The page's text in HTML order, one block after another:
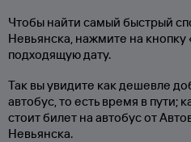
Чтобы найти самый быстрый
Невьянска, нажмите на кнопку
подходящую дату.
Так вы увидите как дешевле
автобус, то есть время в пути;
стоит билет на автобус от
Невьянска.